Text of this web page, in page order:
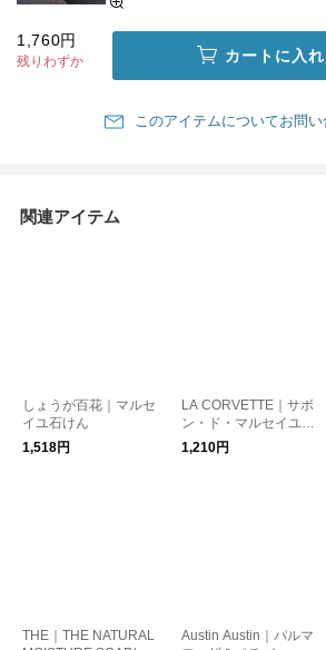
1,760円
残りわずか カートに入れ
このアイテムについてお問
関連アイテム
しょうが百花｜マルセ
イユ石けん
1,518円
LA CORVETTE｜サボ
ン・ド・マルセイユ
オリーブ 300g/マルセ
イユ石鹸 オリーブ石
1,210円
THE｜THE NATURAL
Austin Austin｜パルマ